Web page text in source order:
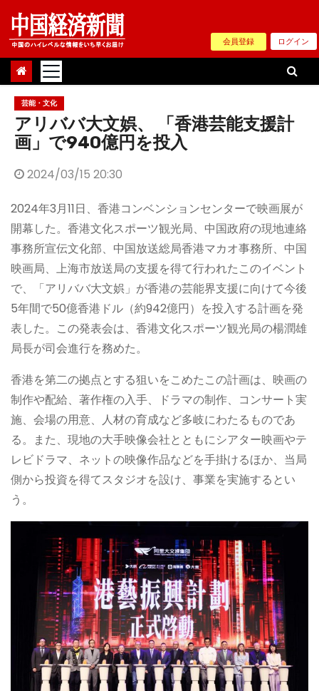
Skip
content
会員登録 ログイン
芸能・文化
アリババ大文娯、 「香港芸能支援計
画」で940億円を投入
2024/03/15 20:30
2024年3月11日、香港コンベンションセンターで映画展が
開幕した。香港文化スポーツ観光局、中国政府の現地連絡
事務所宣伝文化部、中国放送総局香港マカオ事務所、中国
映画局、上海市放送局の支援を得て行われたこのイベント
で、「アリババ大文娯」が香港の芸能界支援に向けて今後
5年間で50億香港ドル（約942億円）を投入する計画を発
表した。この発表会は、香港文化スポーツ観光局の楊潤雄
局長が司会進行を務めた。
香港を第二の拠点とする狙いをこめたこの計画は、映画の
制作や配給、著作権の入手、ドラマの制作、コンサート実
施、会場の用意、人材の育成など多岐にわたるものであ
る。また、現地の大手映像会社とともにシアター映画やテ
レビドラマ、ネットの映像作品などを手掛けるほか、当局
側から投資を得てスタジオを設け、事業を実施するとい
う。